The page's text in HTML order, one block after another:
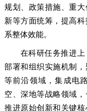
规划、政策措施、重
新等方面统筹，提高
系整体效能。
在科研任务推进上
部署和组织实施机制
等前沿领域，集成电
空、深地等战略领域
推进原始创新和关键